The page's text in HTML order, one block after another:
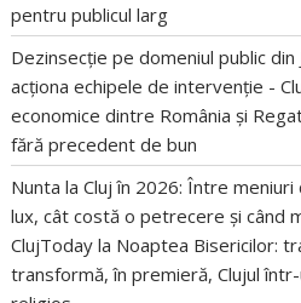
pentru publicul larg
Dezinsecție pe domeniul public din
acționa echipele de intervenție -
economice dintre România și
fără precedent de bun
Nunta la Cluj în 2026: Între
lux, cât costă o petrecere și când
ClujToday la Noaptea Bisericilor:
transformă, în premieră, Clujul